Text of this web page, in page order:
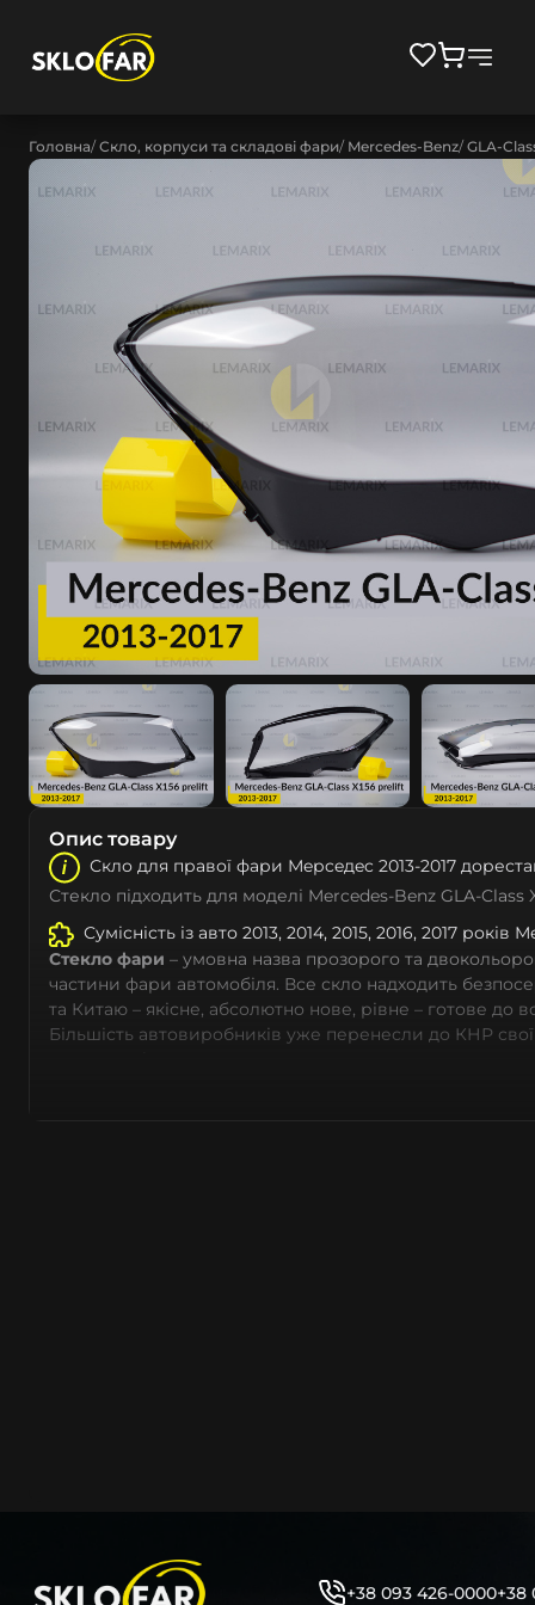
Головна Скло, корпуси та складові фари Mercedes-Benz GLA-
Опис товару
Скло для правої фари Мeрceдec 2013-2017
Стекло підходить для моделі Mercedes-Benz GLA-Class
Сумісність із авто 2013, 2014, 2015, 2016, 2017 років
Стекло фари – умовна назва прозорого та
частини фари автомобіля. Все скло надходить
та Китаю – якісне, абсолютно нове, рівне – готове до
Більшість автовиробників уже перенесли до КНР
тому не слід дивуватися, що до 90% запчастин до
як це часто пропонують автосервіси та автодилери.
заощадити та придбати тільки те, що потребує
+38 093 426-0000+38